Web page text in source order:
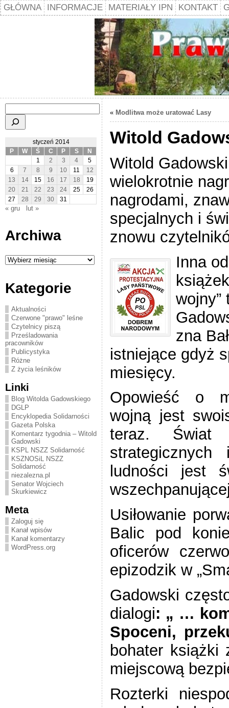
GŁÓWNA INFORMACJE MATERIAŁY IPN KONTAKT
styczeń 2014
P
W Ś C P S
N
1
2 3 4
5
6
7 8 9 10 11
12
13
14 15 16 17 18
19
20
21 22 23 24 25
26
27
28 29 30 31
« gru lut »
Archiwa
Archiwa
Kategorie
Aktualności
Czerwone "prawo" leśne
Czytelnicy piszą
Prześladowania
pracowników
Publicystyka
Różne
Z życia leśników
Linki
Blog Witolda Gadowskiego
DGLP
Encyklopedia Solidarności
Gazeta Polska
Komentarz tygodnia – Witold
Gadowski
KSPL NSZZ Solidarność
KSZNOSiL NSZZ
Solidarność
niezalezna.pl
Senator Wojciech
Skurkiewicz
Meta
Zaloguj się
Kanał wpisów
Kanał komentarzy
WordPress.org
« Modlitwa może uratować Lasy
Witold
Witold
wielokrotnie
nagrodami,
specjalnych i
znowu
Inna
wojny”
zna
istniejące gdyż
miesięcy.
Opowieść o
wojną jest
teraz. Świat
ludności jest
Usiłowanie
Balic pod
oficerów
epizodzik w
Gadowski
dialogi: „ …
Spoceni,
bohater książki
miejscową
Rozterki